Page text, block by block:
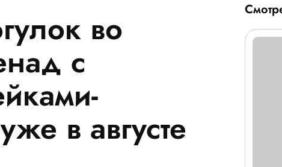
во
с
в августе